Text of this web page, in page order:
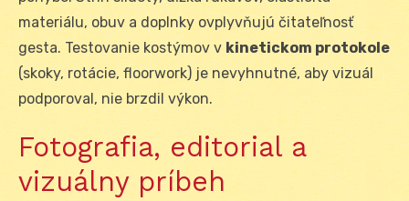
materiálu, obuv a doplnky ovplyvňujú čitateľnosť
gesta. Testovanie kostýmov v kinetickom protokole
(skoky, rotácie, floorwork) je nevyhnutné, aby vizuál
podporoval, nie brzdil výkon.
Fotografia, editorial a
vizuálny príbeh